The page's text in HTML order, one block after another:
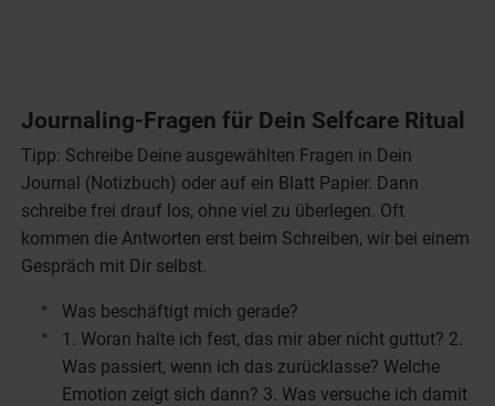
Journaling-Fragen für Dein Selfcare Ritual
Tipp: Schreibe Deine ausgewählten Fragen in Dein
Journal (Notizbuch) oder auf ein Blatt Papier. Dann
schreibe frei drauf los, ohne viel zu überlegen. Oft
kommen die Antworten erst beim Schreiben, wir bei einem
Gespräch mit Dir selbst.
Was beschäftigt mich gerade?
1. Woran halte ich fest, das mir aber nicht guttut? 2.
Was passiert, wenn ich das zurücklasse? Welche
Emotion zeigt sich dann? 3. Was versuche ich damit